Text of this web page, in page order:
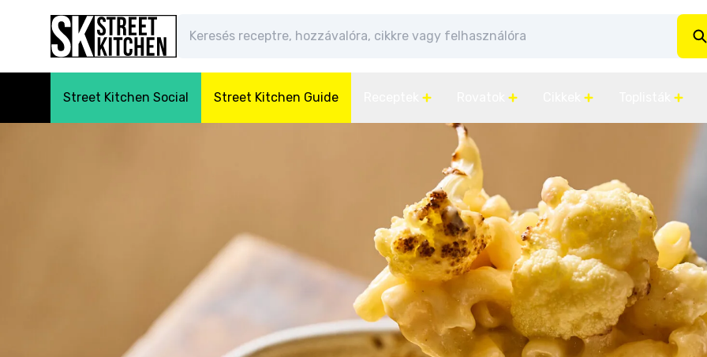
Street Kitchen Social Street Kitchen Guide